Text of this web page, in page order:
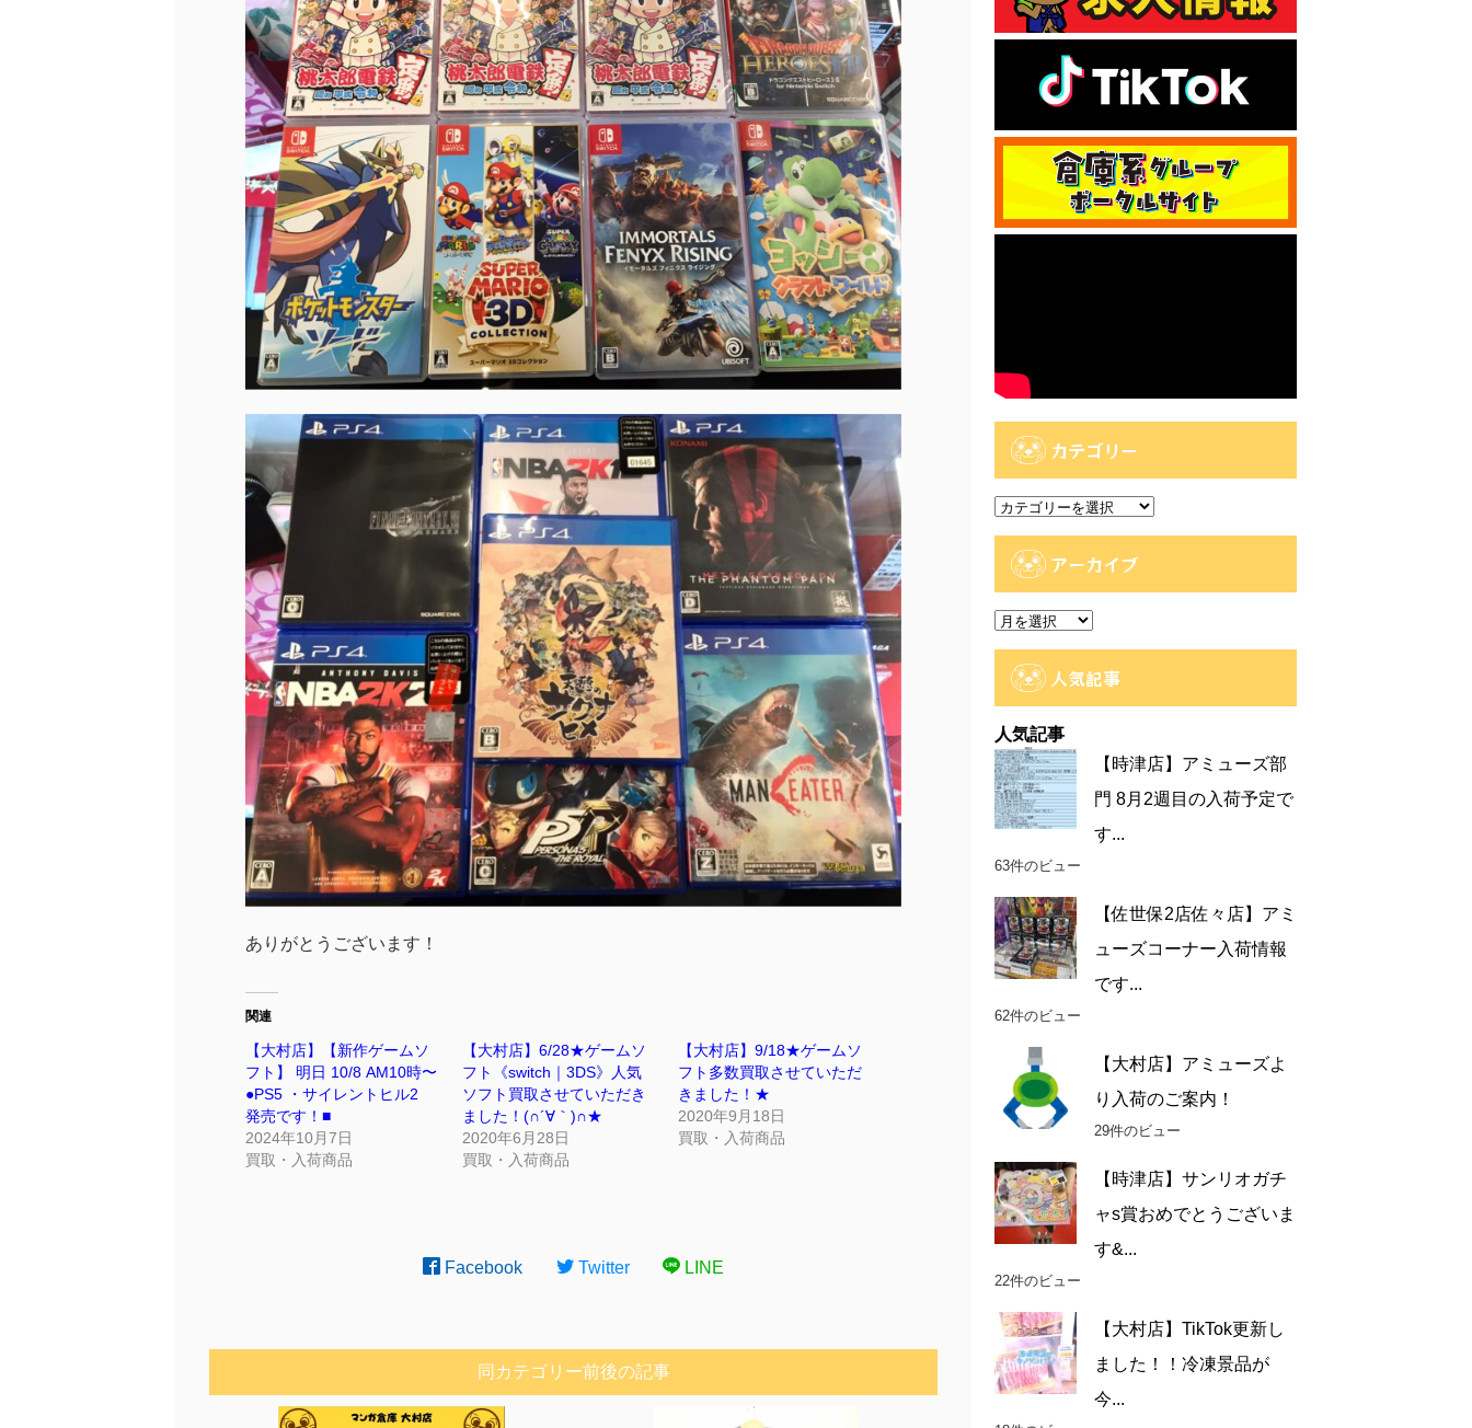
ありがとうございます！
関連
【大村店】【新作ゲームソ
フト】 明日 10/8 AM10時〜
●PS5 ・サイレントヒル2
発売です！■
2024年10月7日
買取・入荷商品
【大村店】6/28★ゲームソ
フト《switch｜3DS》人気
ソフト買取させていただき
ました！(∩´∀｀)∩★
2020年6月28日
買取・入荷商品
【大村店】9/18★ゲームソ
フト多数買取させていただ
きました！★
2020年9月18日
買取・入荷商品
Facebook Twitter LINE
同カテゴリー前後の記事
カテゴリー
カ
アーカイブ
ア
人気記事
人気記事
【時津店】アミューズ部
門 8月2週目の入荷予定で
す...
63件のビュー
【佐世保2店佐々店】アミ
ューズコーナー入荷情報
です...
62件のビュー
【大村店】アミューズよ
り入荷のご案内！
29件のビュー
【時津店】サンリオガチ
ャs賞おめでとうございま
す&...
22件のビュー
【大村店】TikTok更新し
ました！！冷凍景品が
今...